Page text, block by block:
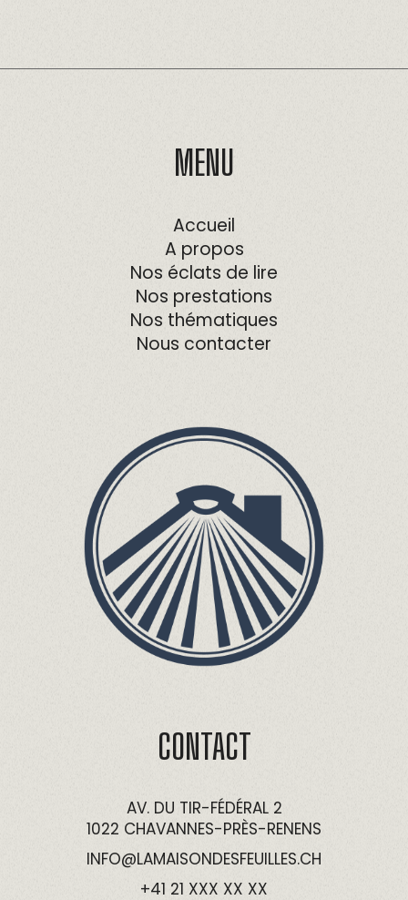
MENU
Accueil
A propos
Nos éclats de lire
Nos prestations
Nos thématiques
Nous contacter
CONTACT
AV. DU TIR-FÉDÉRAL 2
1022 CHAVANNES-PRÈS-RENENS
INFO@LAMAISONDESFEUILLES.CH
+41 21 XXX XX XX